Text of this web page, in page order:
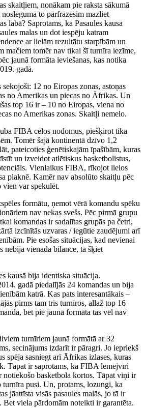
skaitļiem, nonākam pie raksta sākumā
to pārfrāzēsim mazliet
labā? Saprotams, ka Pasaules kausa
malas un dot iespēju katram
ar lielām rezultātu starpībām un
mačiem tomēr nav tikai šī turnīra iezīme,
jaunā formāta ieviešanas, kas notika
gadā.
12 no Eiropas zonas, astoņas
no Amerikas un piecas no Āfrikas. Un
top 16 ir – 10 no Eiropas, viena no
no Amerikas zonas. Skaitļi nemelo.
FIBA cēlos nodomus, piešķirot tika
Tomēr šajā kontinentā dzīvo 1,2
pateicoties ģenētiskajām īpašībām, kuras
un izveidot atlētiskus basketbolistus,
Vienlaikus FIBA, rīkojot lielos
plaknē. Kamēr nav absolūto skaitļu pēc
vien var spekulēt.
formātu, ņemot vērā komandu spēku
nav nekas svešs. Pēc pirmā grupu
komandas ir sadalītas grupās pa četri,
izcīnītās uzvaras / iegūtie zaudējumi arī
Pie esošas situācijas, kad nevienai
nebija vienāda bilance, tā šķiet
kausā bija identiska situācija.
gadā piedalījās 24 komandas un bija
katrā. Kas pats interesantākais –
pirms tam trīs turnīros, allaž top 16
bet pie jaunā formāta tas vēl nav
turnīriem jaunā formātā ar 32
secinājums izdarīt ir pāragri. Jo iepriekš
spēja sasniegt arī Āfrikas izlases, kuras
Tāpat ir saprotams, ka FIBA lēmējvīri
notiekošo basketbola kortos. Tāpat viņi ir
turnīra pusi. Un, protams, lozungi, ka
jāattīsta visās pasaules malās, jo tā ir
Bet viela pārdomām noteikti ir garantēta.